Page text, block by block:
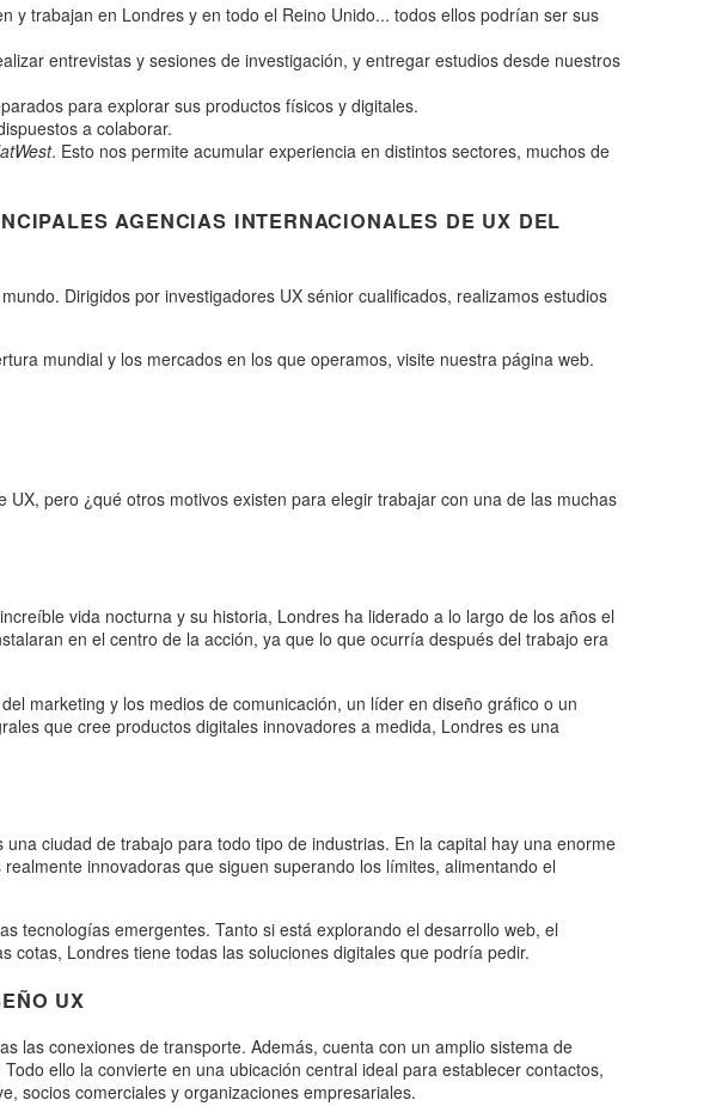
y trabajan en Londres y en todo el Reino Unido... todos ellos podrían ser sus
entrevistas y sesiones de investigación, y entregar estudios desde nuestros
para explorar sus productos físicos y digitales.
a colaborar.
. Esto nos permite acumular experiencia en distintos sectores, muchos de
AGENCIAS INTERNACIONALES DE UX DEL
Dirigidos por investigadores UX sénior cualificados, realizamos estudios
mundial y los mercados en los que operamos, visite nuestra página web.
pero ¿qué otros motivos existen para elegir trabajar con una de las muchas
vida nocturna y su historia, Londres ha liderado a lo largo de los años el
en el centro de la acción, ya que lo que ocurría después del trabajo era
marketing y los medios de comunicación, un líder en diseño gráfico o un
que cree productos digitales innovadores a medida, Londres es una
ciudad de trabajo para todo tipo de industrias. En la capital hay una enorme
innovadoras que siguen superando los límites, alimentando el
tecnologías emergentes. Tanto si está explorando el desarrollo web, el
Londres tiene todas las soluciones digitales que podría pedir.
UX
las conexiones de transporte. Además, cuenta con un amplio sistema de
ello la convierte en una ubicación central ideal para establecer contactos,
socios comerciales y organizaciones empresariales.